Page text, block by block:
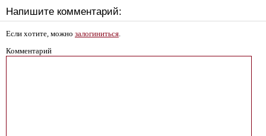
Напишите комментарий:
Если хотите, можно залогиниться.
Комментарий